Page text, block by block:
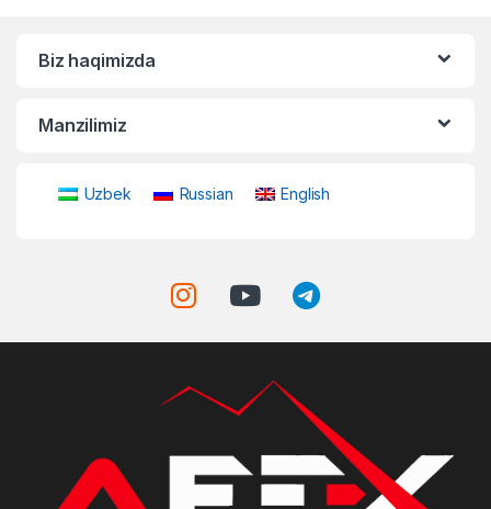
Biz haqimizda
Manzilimiz
Uzbek Russian English